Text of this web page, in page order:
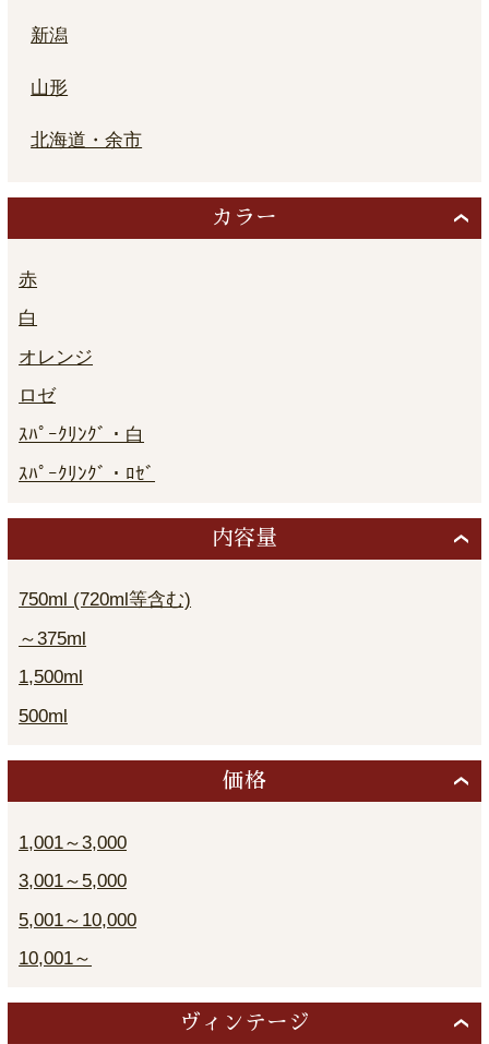
新潟
山形
北海道・余市
カラー
赤
白
オレンジ
ロゼ
ｽﾊﾟｰｸﾘﾝｸﾞ・白
ｽﾊﾟｰｸﾘﾝｸﾞ・ﾛｾﾞ
内容量
750ml (720ml等含む)
～375ml
1,500ml
500ml
価格
1,001～3,000
3,001～5,000
5,001～10,000
10,001～
ヴィンテージ